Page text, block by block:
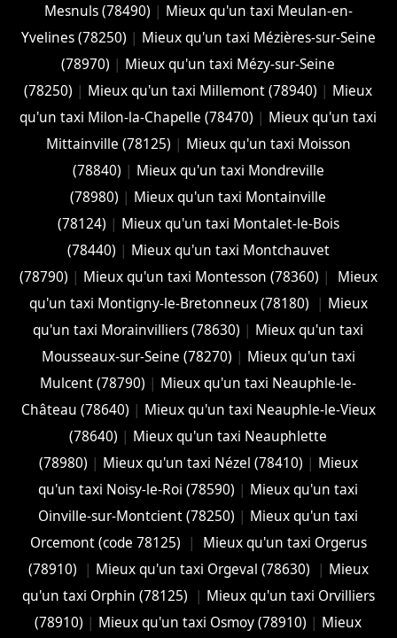
Mesnuls (78490) | Mieux qu'un taxi Meulan-en-
Yvelines (78250) | Mieux qu'un taxi Mézières-sur-Seine
(78970) | Mieux qu'un taxi Mézy-sur-Seine
(78250) | Mieux qu'un taxi Millemont (78940) | Mieux
qu'un taxi Milon-la-Chapelle (78470) | Mieux qu'un taxi
Mittainville (78125) | Mieux qu'un taxi Moisson
(78840) | Mieux qu'un taxi Mondreville
(78980) | Mieux qu'un taxi Montainville
(78124) | Mieux qu'un taxi Montalet-le-Bois
(78440) | Mieux qu'un taxi Montchauvet
(78790) | Mieux qu'un taxi Montesson (78360) |
Mieux
qu'un taxi Montigny-le-Bretonneux (78180)
| Mieux
qu'un taxi Morainvilliers (78630) | Mieux qu'un taxi
Mousseaux-sur-Seine (78270) | Mieux qu'un taxi
Mulcent (78790) | Mieux qu'un taxi Neauphle-le-
Château (78640) | Mieux qu'un taxi Neauphle-le-Vieux
(78640) | Mieux qu'un taxi Neauphlette
(78980) | Mieux qu'un taxi Nézel (78410) | Mieux
qu'un taxi Noisy-le-Roi (78590) | Mieux qu'un taxi
Oinville-sur-Montcient (78250) | Mieux qu'un taxi
Orcemont (code 78125)
|
Mieux qu'un taxi Orgerus
(78910)
| Mieux qu'un taxi Orgeval (78630) | Mieux
qu'un taxi Orphin (78125)
| Mieux qu'un taxi Orvilliers
(78910) | Mieux qu'un taxi Osmoy (78910) | Mieux